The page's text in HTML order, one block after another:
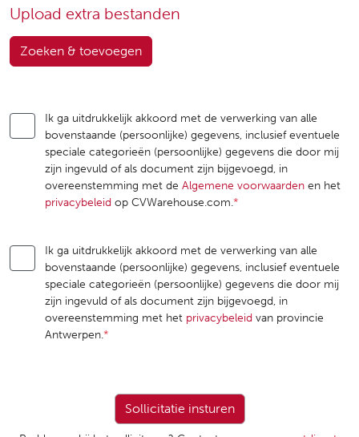
Upload extra bestanden
Zoeken & toevoegen
Ik ga uitdrukkelijk akkoord met de verwerking van alle
bovenstaande (persoonlijke) gegevens, inclusief eventuele
speciale categorieën (persoonlijke) gegevens die door mij
zijn ingevuld of als document zijn bijgevoegd, in
overeenstemming met de Algemene voorwaarden en het
privacybeleid op CVWarehouse.com.*
Ik ga uitdrukkelijk akkoord met de verwerking van alle
bovenstaande (persoonlijke) gegevens, inclusief eventuele
speciale categorieën (persoonlijke) gegevens die door mij
zijn ingevuld of als document zijn bijgevoegd, in
overeenstemming met het privacybeleid van provincie
Antwerpen.*